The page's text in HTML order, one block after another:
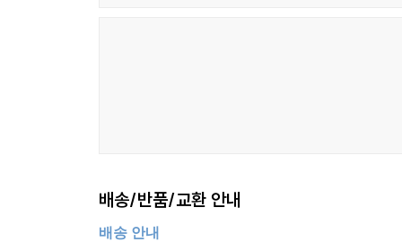
배송/반품/교환 안내
배송 안내